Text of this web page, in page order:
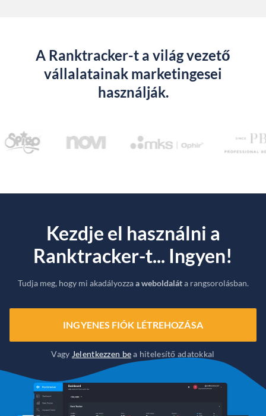
A Ranktracker-t a világ vezető
vállalatainak marketingesei
használják.
Kezdje el használni a
Ranktracker-t... Ingyen!
Tudja meg, hogy mi akadályozzaa weboldaláta rangsorolásban.
INGYENES FIÓK LÉTREHOZÁSA
Vagy Jelentkezzen bea hitelesítő adatokkal